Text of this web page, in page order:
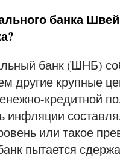
банка
банк (ШНБ)
другие крупные
кредитной
инфляции
или такое
пытается